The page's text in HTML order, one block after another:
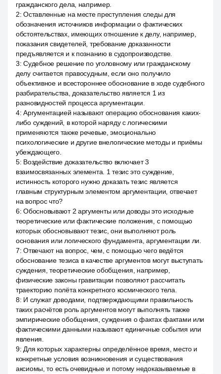
гражданского дела, например.
2:Оставленные на месте преступления следы для
обозначения источников информации о фактических
обстоятельствах, имеющих отношение к делу, например,
показания свидетелей, требование доказанности
предъявляется и к познанию в судопроизводстве.
3:Судебное решение по уголовному или гражданскому
делу считается правосудным, если оно получило
объективное и всестороннее обоснование в ходе судебного
разбирательства, доказательство является 1 из
разновидностей процесса аргументации.
4:Аргументацией называют операцию обоснования каких-
либо суждений, в которой наряду с логическими
применяются также речевые, эмоционально
психологические и другие внелогические методы и приёмы
убеждающего.
5: Воздействие доказательство включает 3
взаимосвязанных элемента. 1 тезис это суждение,
истинность которого нужно доказать тезис является
главным структурным элементом аргументации, отвечает
на вопрос что?
6:Обосновывают 2 аргументы или доводы это исходные
теоретические или фактические положения, с помощью
которых обосновывают тезис, они выполняют роль
основания или логического фундамента, аргументации ли.
7:Отвечают на вопрос, чем, с помощью чего ведётся
обоснование тезиса в качестве аргументов могут выступать
суждения, теоретические обобщения, например,
физические законы гравитации позволяют рассчитать
траекторию полёта конкретного космического тела.
8: И служат доводами, подтверждающими правильность
таких расчётов роль аргументов могут выполнять также
эмпирические обобщения, суждения о фактах фактами или
фактическими данными называют единичные события или
явления.
9: Для которых характерны определённое время, место и
конкретные условия возникновения и существования
аксиомы, то есть очевидные и потому недоказываемые в